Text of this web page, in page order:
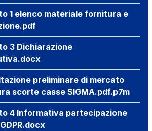
1 elenco materiale fornitura e
3 Dichiarazione
preliminare di mercato
scorte casse SIGMA.pdf.p7m
4 Informativa partecipazione